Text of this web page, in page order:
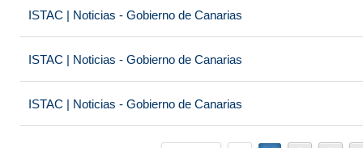
ISTAC | Noticias - Gobierno de Canarias
ISTAC | Noticias - Gobierno de Canarias
ISTAC | Noticias - Gobierno de Canarias